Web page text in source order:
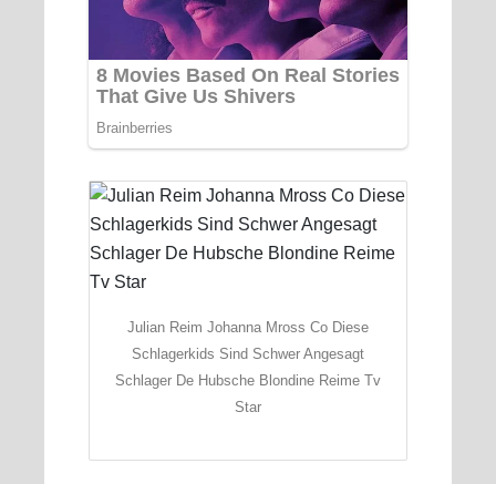
Julian Reim Johanna Mross Co Diese
Schlagerkids Sind Schwer Angesagt
Schlager De Hubsche Blondine Reime Tv
Star